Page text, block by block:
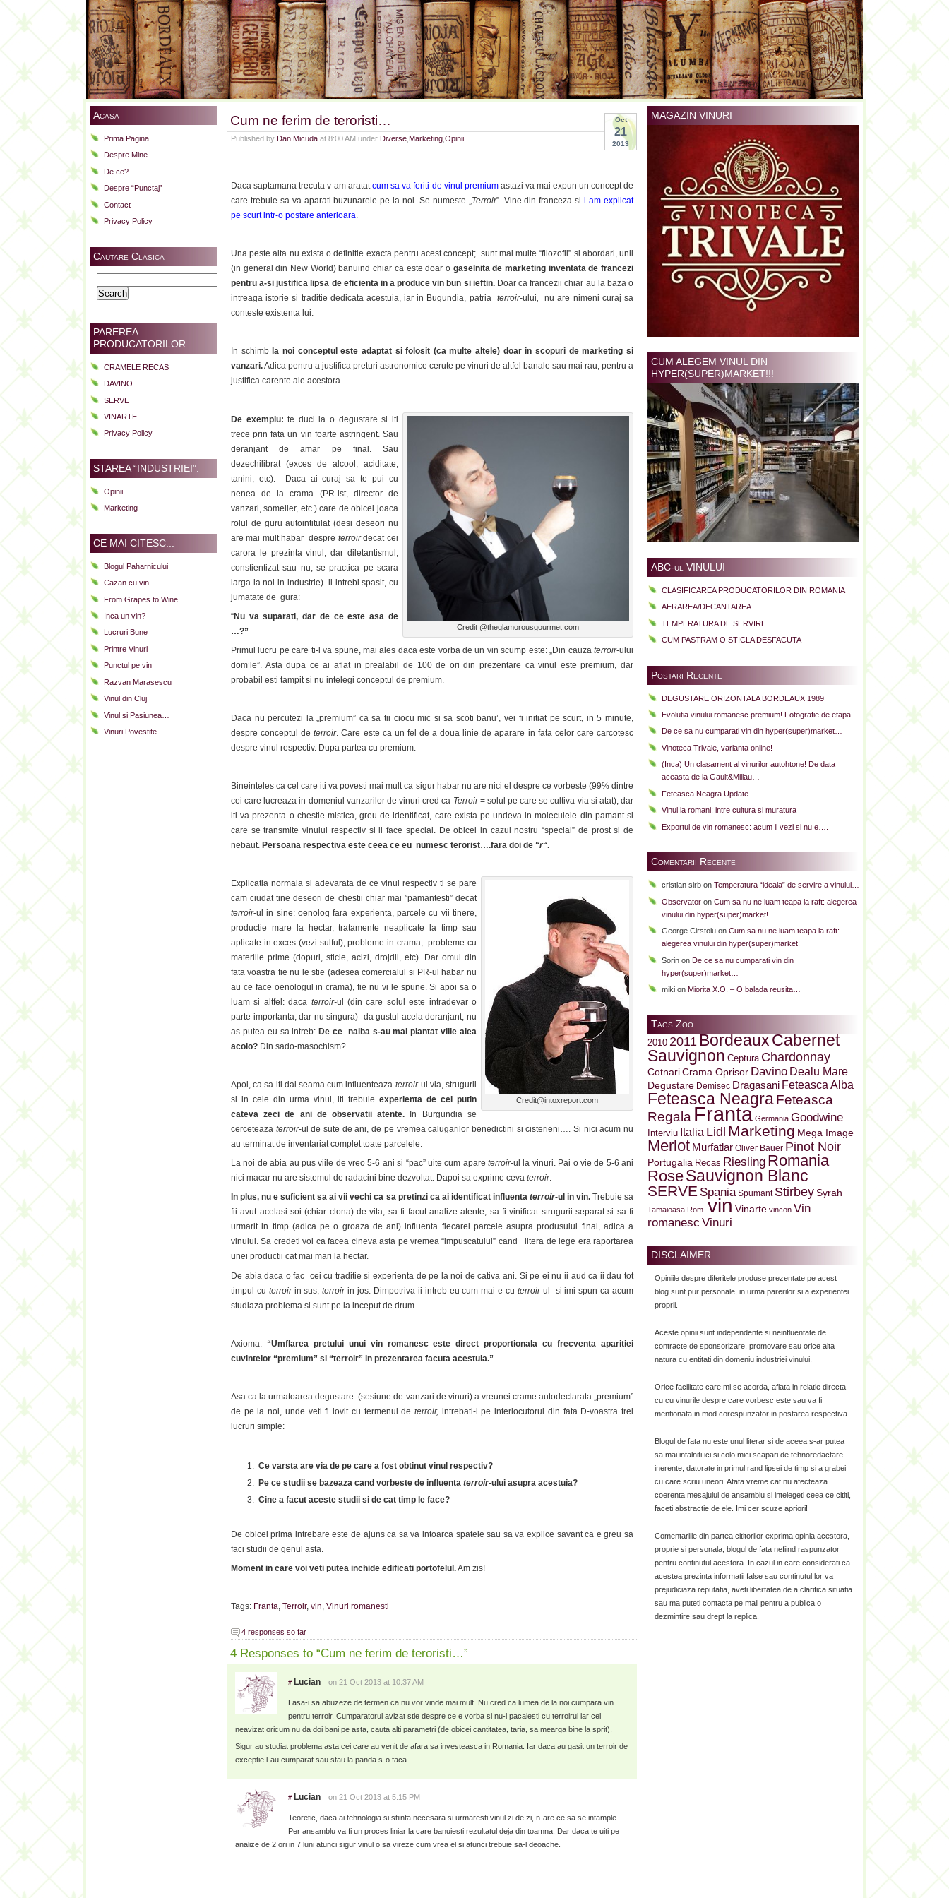
Acasa
Prima Pagina
Despre Mine
De ce?
Despre “Punctaj”
Contact
Privacy Policy
Cautare Clasica
for:
PAREREA
PRODUCATORILOR
CRAMELE RECAS
DAVINO
SERVE
VINARTE
Privacy Policy
STAREA “INDUSTRIEI”:
Opinii
Marketing
CE MAI CITESC...
Blogul Paharnicului
Cazan cu vin
From Grapes to Wine
Inca un vin?
Lucruri Bune
Printre Vinuri
Punctul pe vin
Razvan Marasescu
Vinul din Cluj
Vinul si Pasiunea…
Vinuri Povestite
Oct
21
2013
Cum ne ferim de teroristi…
Published by Dan Micuda at 8:00 AM under Diverse Marketing Opinii
Daca saptamana trecuta v-am aratatcum sa va feriti de vinul premiumastazi va mai expun un concept de
care trebuie sa va aparati buzunarele pe la noi. Se numeste „Terroir”. Vine din franceza si l-am explicat
pe scurt intr-o postare anterioara.
Una peste alta nu exista o definitie exacta pentru acest concept; sunt mai multe “filozofii” si abordari, unii
(in general din New World) banuind chiar ca este doar ogaselnita de marketing inventata de francezi
pentru a-si justifica lipsa de eficienta in a produce vin bun si ieftin.Doar ca francezii chiar au la baza o
intreaga istorie si traditie dedicata acestuia, iar in Bugundia, patria terroir-ului,
nu are nimeni curaj sa
conteste existenta lui.
In schimb la noi conceptul este adaptat si folosit (ca multe altele) doar in scopuri de marketing si
vanzari.Adica pentru a justifica preturi astronomice cerute pe vinuri de altfel banale sau mai rau, pentru a
justifica carente ale acestora.
Credit @theglamorousgourmet.com
De exemplu:te duci la o degustare si iti
trece prin fata un vin foarte astringent. Sau
deranjant de amar pe final. Sau
dezechilibrat (exces de alcool, aciditate,
tanini, etc). Daca ai curaj sa te pui cu
nenea de la crama (PR-ist, director de
vanzari, somelier, etc.) care de obicei joaca
rolul de guru autointitulat (desi deseori nu
are mai mult habar despre terroirdecat cei
carora le prezinta vinul, dar diletantismul,
constientizat sau nu, se practica pe scara
larga la noi in industrie) il intrebi spasit, cu
jumatate de gura:
“Nu va suparati, dar de ce este asa de
…?”
Primul lucru pe care ti-l va spune, mai ales daca este vorba de un vin scump este: „Din cauza terroir-ului
dom’le”. Asta dupa ce ai aflat in prealabil de 100 de ori din prezentare ca vinul este premium, dar
probabil esti tampit si nu intelegi conceptul de premium.
Daca nu percutezi la „premium” ca sa tii ciocu mic si sa scoti banu’, vei fi initiat pe scurt, in 5 minute,
despre conceptul deterroir. Care este ca un fel de a doua linie de aparare in fata celor care carcotesc
despre vinul respectiv. Dupa partea cu premium.
Bineinteles ca cel care iti va povesti mai mult ca sigur habar nu are nici el despre ce vorbeste (99% dintre
cei care lucreaza in domeniul vanzarilor de vinuri cred ca Terroir= solul pe care se cultiva via si atat), dar
iti va prezenta o chestie mistica, greu de identificat, care exista pe undeva in moleculele din pamant si
care se transmite vinului respectiv si il face special. De obicei in cazul nostru “special” de prost si de
nebaut. Persoana respectiva este ceea ce eu numesc terorist….fara doi de “r“.
Credit@intoxreport.com
Explicatia normala si adevarata de ce vinul respectiv ti se pare
cam ciudat tine deseori de chestii chiar mai ”pamantesti” decat
terroir-ul in sine: oenolog fara experienta, parcele cu vii tinere,
productie mare la hectar, tratamente neaplicate la timp sau
aplicate in exces (vezi sulful), probleme in crama, probleme cu
materiile prime (dopuri, sticle, acizi, drojdii, etc). Dar omul din
fata voastra fie nu le stie (adesea comercialul si PR-ul habar nu
au ce face oenologul in crama), fie nu vi le spune. Si apoi sa o
luam si altfel: daca terroir-ul (din care solul este intradevar o
parte importanta, dar nu singura) da gustul acela deranjant, nu
as putea eu sa intreb: De ce naiba s-au mai plantat viile alea
acolo? Din sado-masochism?
Apoi, ca sa iti dai seama cum influenteaza terroir-ul via, strugurii
si in cele din urma vinul, iti trebuieexperienta de cel putin
cateva zeci de ani de observatii atente. In Burgundia se
cerceteaza terroir-ul de sute de ani, de pe vremea calugarilor benedictini si cisterieni…. Si nici acum nu
au terminat de inventariat complet toate parcelele.
La noi de abia au pus viile de vreo 5-6 ani si “pac” uite cum apare terroir-ul la vinuri. Pai o vie de 5-6 ani
nici macar nu are sistemul de radacini bine dezvoltat. Dapoi sa exprime ceva terroir.
In plus, nu e suficient sa ai vii vechi ca sa pretinzi ca ai identificat influenta terroir-ul in vin.Trebuie sa
fii avut acelasi soi (chiar clona) de vita, sa fi facut analize atente, sa fi vinificat strugurii separat si sa fi
urmarit in timp (adica pe o groaza de ani) influenta fiecarei parcele asupra produsului final, adica a
vinului. Sa credeti voi ca facea cineva asta pe vremea “impuscatului” cand litera de lege era raportarea
unei productii cat mai mari la hectar.
De abia daca o fac cei cu traditie si experienta de pe la noi de cativa ani. Si pe ei nu ii aud ca ii dau tot
timpul cu terroir in sus, terroirin jos. Dimpotriva ii intreb eu cum mai e cu terroir-ul
si imi spun ca acum
studiaza problema si sunt pe la inceput de drum.
Axioma: “Umflarea pretului unui vin romanesc este direct proportionala cu frecventa aparitiei
cuvintelor “premium” si “terroir” in prezentarea facuta acestuia.”
Asa ca la urmatoarea degustare (sesiune de vanzari de vinuri) a vreunei crame autodeclarata „premium”
de pe la noi, unde veti fi lovit cu termenul de terroir, intrebati-l pe interlocutorul din fata D-voastra trei
lucruri simple:
Ce varsta are via de pe care a fost obtinut vinul respectiv?
Pe ce studii se bazeaza cand vorbeste de influentaterroir-ului asupra acestuia?
Cine a facut aceste studii si de cat timp le face?
De obicei prima intrebare este de ajuns ca sa va intoarca spatele sau sa va explice savant ca e greu sa
faci studii de genul asta.
Moment in care voi veti putea inchide edificati portofelul.Am zis!
Tags: Franta, Terroir, vin, Vinuri romanesti
4 responses so far
4 Responses to “Cum ne ferim de teroristi…”
# Lucian on 21 Oct 2013 at 10:37 AM
Lasa-i sa abuzeze de termen ca nu vor vinde mai mult. Nu cred ca lumea de la noi cumpara vin
pentru terroir. Cumparatorul avizat stie despre ce e vorba si nu-l pacalesti cu terroirul iar cel
neavizat oricum nu da doi bani pe asta, cauta alti parametri (de obicei cantitatea, taria, sa mearga bine la sprit).
Sigur au studiat problema asta cei care au venit de afara sa investeasca in Romania. Iar daca au gasit un terroir de
exceptie l-au cumparat sau stau la panda s-o faca.
# Lucian on 21 Oct 2013 at 5:15 PM
Teoretic, daca ai tehnologia si stiinta necesara si urmaresti vinul zi de zi, n-are ce sa se intample.
Per ansamblu va fi un proces liniar la care banuiesti rezultatul deja din toamna. Dar daca te uiti pe
analize de 2 ori in 7 luni atunci sigur vinul o sa vireze cum vrea el si atunci trebuie sa-l deoache.
MAGAZIN VINURI
CUM ALEGEM VINUL DIN
HYPER(SUPER)MARKET!!!
ABC-ul VINULUI
CLASIFICAREA PRODUCATORILOR DIN ROMANIA
AERAREA/DECANTAREA
TEMPERATURA DE SERVIRE
CUM PASTRAM O STICLA DESFACUTA
Postari Recente
DEGUSTARE ORIZONTALA BORDEAUX 1989
Evolutia vinului romanesc premium! Fotografie de etapa…
De ce sa nu cumparati vin din hyper(super)market…
Vinoteca Trivale, varianta online!
(Inca) Un clasament al vinurilor autohtone! De data
aceasta de la Gault&Millau…
Feteasca Neagra Update
Vinul la romani: intre cultura si muratura
Exportul de vin romanesc: acum il vezi si nu e….
Comentarii Recente
cristian sirb on Temperatura “ideala” de servire a vinului…
Observator on Cum sa nu ne luam teapa la raft: alegerea
vinului din hyper(super)market!
George Cirstoiu on Cum sa nu ne luam teapa la raft:
alegerea vinului din hyper(super)market!
Sorin on De ce sa nu cumparati vin din
hyper(super)market…
miki on Miorita X.O. – O balada reusita…
Tags Zoo
2010 2011 BordeauxCabernet
Sauvignon Ceptura Chardonnay
Cotnari Crama Oprisor Davino Dealu Mare
Degustare Demisec Dragasani Feteasca Alba
Feteasca NeagraFeteasca
Regala Franta Germania Goodwine
Interviu Italia Lidl Marketing Mega Image
Merlot Murfatlar Oliver Bauer Pinot Noir
Portugalia Recas Riesling Romania
RoseSauvignon Blanc
SERVE Spania Spumant Stirbey Syrah
Tamaioasa Rom. vin Vinarte vincon Vin
romanesc Vinuri
DISCLAIMER
Opiniile despre diferitele produse prezentate pe acest
blog sunt pur personale, in urma parerilor si a experientei
proprii.
Aceste opinii sunt independente si neinfluentate de
contracte de sponsorizare, promovare sau orice alta
natura cu entitati din domeniu industriei vinului.
Orice facilitate care mi se acorda, aflata in relatie directa
cu cu vinurile despre care vorbesc este sau va fi
mentionata in mod corespunzator in postarea respectiva.
Blogul de fata nu este unul literar si de aceea s-ar putea
sa mai intalniti ici si colo mici scapari de tehnoredactare
inerente, datorate in primul rand lipsei de timp si a grabei
cu care scriu uneori. Atata vreme cat nu afecteaza
coerenta mesajului de ansamblu si intelegeti ceea ce cititi,
faceti abstractie de ele. Imi cer scuze apriori!
Comentariile din partea cititorilor exprima opinia acestora,
proprie si personala, blogul de fata nefiind raspunzator
pentru continutul acestora. In cazul in care considerati ca
acestea prezinta informatii false sau continutul lor va
prejudiciaza reputatia, aveti libertatea de a clarifica situatia
sau ma puteti contacta pe mail pentru a publica o
dezmintire sau drept la replica.